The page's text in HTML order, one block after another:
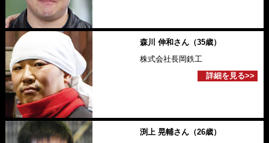
森川 伸和さん（35歳）
株式会社長岡鉄工
詳細を見る>>
渕上 晃輔さん（26歳）